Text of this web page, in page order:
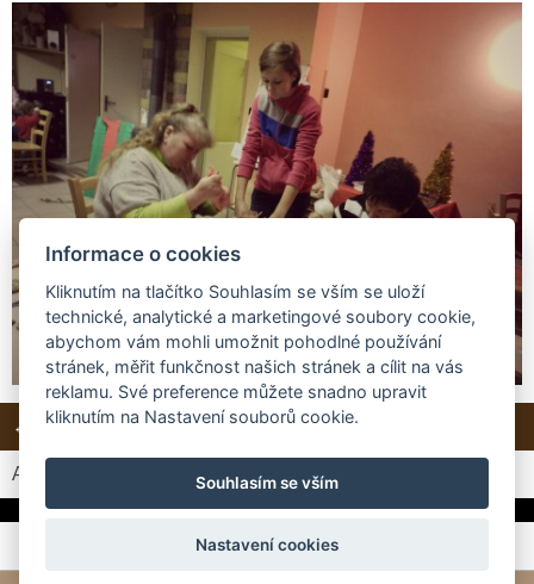
← Předchozí Další → Zpět do složky
Automatické procházení: 3 | 4| |
Informace o cookies
Kliknutím na tlačítko Souhlasím se vším se uloží
technické, analytické a marketingové soubory cookie,
abychom vám mohli umožnit pohodlné používání
stránek, měřit funkčnost našich stránek a cílit na vás
reklamu. Své preference můžete snadno upravit
kliknutím na Nastavení souborů cookie.
Souhlasím se vším
Nastavení cookies